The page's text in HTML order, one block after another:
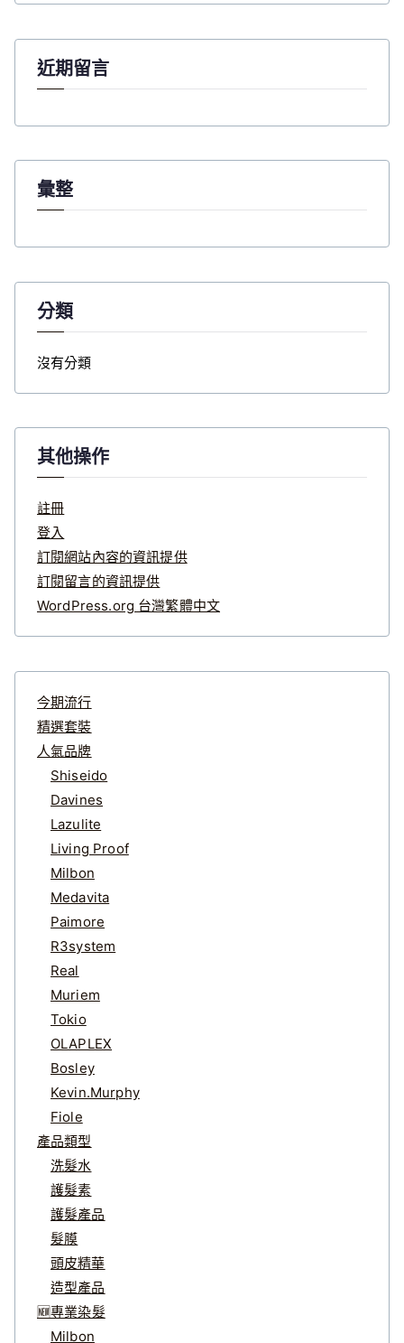
a
f
r
近期留言
彙整
分類
沒有分類
其他操作
註冊
登入
訂閱網站內容的資訊提供
訂閱留言的資訊提供
WordPress.org 台灣繁體中文
今期流行
精選套裝
人氣品牌
Shiseido
Davines
Lazulite
Living Proof
Milbon
Medavita
Paimore
R3system
Real
Muriem
Tokio
OLAPLEX
Bosley
Kevin.Murphy
Fiole
產品類型
洗髮水
護髮素
護髮產品
髮膜
頭皮精華
造型產品
🆕專業染髮
Milbon